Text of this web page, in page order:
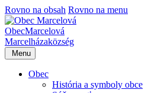
Rovno na obsah Rovno na menu
ObecMarcelová
Marcelházaközség
Menu
Obec
História a symboly obce